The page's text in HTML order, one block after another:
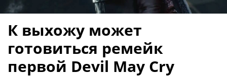
К выхожу может
готовиться ремейк
первой Devil May Cry